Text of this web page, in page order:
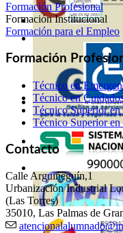
Formación Profesional
Formación Institucional
Formación para el Empleo
Formación
Técnico en
Técnico en
Técnico Superior
Técnico Superior
Contacto
Calle Arguineguín,1
Urbanización Industrial
(Las Torres)
35010, Las Palmas de